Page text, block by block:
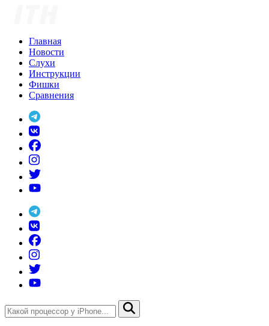
Главная
Новости
Слухи
Инструкции
Фишки
Сравнения